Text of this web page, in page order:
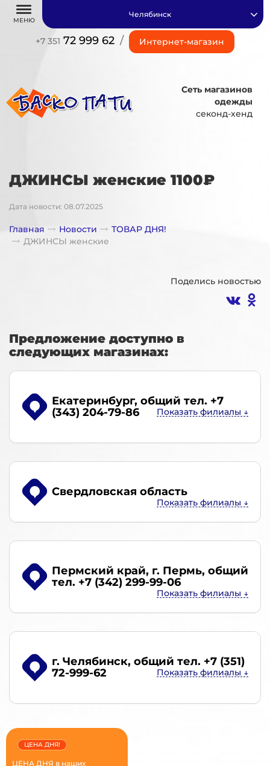
МЕНЮ
+7 351 72 999 62 / Интернет-магазин
Челябинск
Сеть магазинов
одежды
секонд-хенд
ДЖИНСЫ женские 1100₽
Дата новости: 08.07.2025
Главная Новости
ТОВАР ДНЯ!
ДЖИНСЫ женские
Поделись новостью
Предложение доступно в
следующих магазинах:
Екатеринбург, общий тел. +7
(343) 204-79-86
Свердловская область
Пермский край, г. Пермь, общий
тел. +7 (342) 299-99-06
г. Челябинск, общий тел. +7 (351)
72-999-62
ЦЕНА ДНЯ в наших
ЦЕНА ДНЯ!